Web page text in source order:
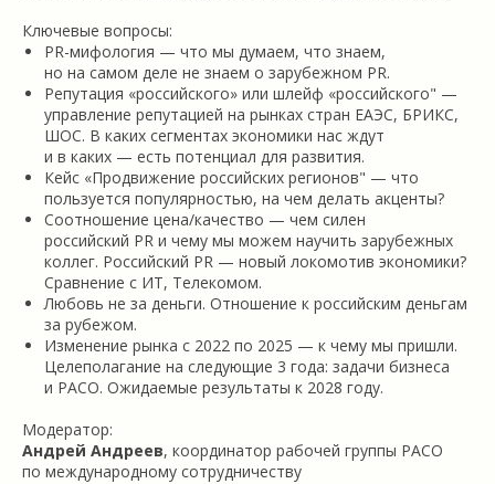
Ключевые вопросы:
PR-мифология — что мы думаем, что знаем,
но на самом деле не знаем о зарубежном PR.
Репутация «российского» или шлейф «российского" —
управление репутацией на рынках стран ЕАЭС, БРИКС,
ШОС. В каких сегментах экономики нас ждут
и в каких — есть потенциал для развития.
Кейс «Продвижение российских регионов" — что
пользуется популярностью, на чем делать акценты?
Соотношение цена/качество — чем силен
российский PR и чему мы можем научить зарубежных
коллег. Российский PR — новый локомотив экономики?
Сравнение с ИТ, Телекомом.
Любовь не за деньги. Отношение к российским деньгам
за рубежом.
Изменение рынка с 2022 по 2025 — к чему мы пришли.
Целеполагание на следующие 3 года: задачи бизнеса
и РАСО. Ожидаемые результаты к 2028 году.
Модератор:
Андрей Андреев, координатор рабочей группы РАСО
по международному сотрудничеству